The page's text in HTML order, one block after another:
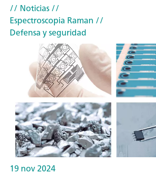
// Noticias//
Espectroscopia Raman //
Defensa y seguridad
19 nov 2024